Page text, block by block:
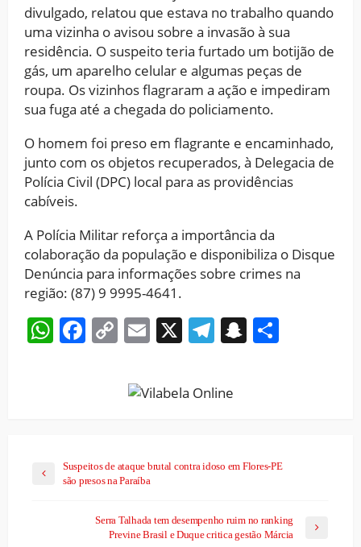
divulgado, relatou que estava no trabalho quando
uma vizinha o avisou sobre a invasão à sua
residência. O suspeito teria furtado um botijão de
gás, um aparelho celular e algumas peças de
roupa. Os vizinhos flagraram a ação e impediram
sua fuga até a chegada do policiamento.
O homem foi preso em flagrante e encaminhado,
junto com os objetos recuperados, à Delegacia de
Polícia Civil (DPC) local para as providências
cabíveis.
A Polícia Militar reforça a importância da
colaboração da população e disponibiliza o Disque
Denúncia para informações sobre crimes na
região: (87) 9 9995-4641.
WhatsApp
Facebook
CopyEmail
X Telegram
Snapchat
Suspeitos de ataque brutal contra idoso em Flores-PE
são presos na Paraíba
Serra Talhada tem desempenho ruim no ranking
Previne Brasil e Duque critica gestão Márcia